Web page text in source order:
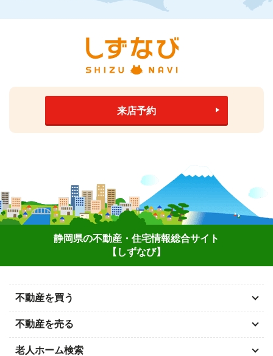
来店予約
静岡県の不動産・住宅情報総合サイト
【しずなび】
不動産を買う
不動産を売る
老人ホーム検索